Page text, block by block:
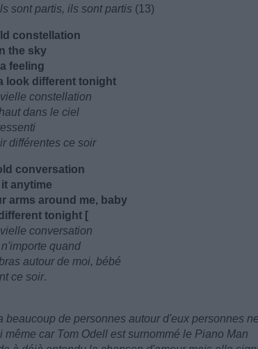
sont partis, ils sont partis (13)
constellation
the sky
feeling
look different tonight
constellation
dans le ciel
différentes ce soir
conversation
anytime
arms around me, baby
tonight [
conversation
quand
autour de moi, bébé
ce soir.
beaucoup de personnes autour d'eux personnes
même car Tom Odell est surnommé le Piano Man